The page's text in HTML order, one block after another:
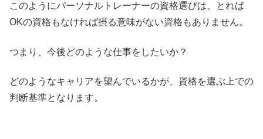
このようにパーソナルトレーナーの資格選びは、とれば
OKの資格もなければ摂る意味がない資格もありません。
つまり、今後どのような仕事をしたいか？
どのようなキャリアを望んでいるかが、資格を選ぶ上での
判断基準となります。